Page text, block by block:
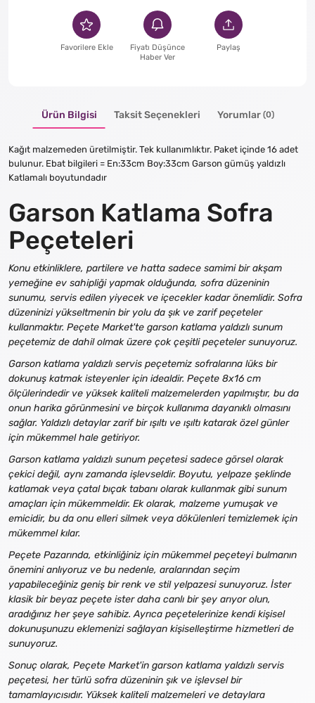
Favorilere Ekle
Fiyatı Düşünce
Haber Ver
Paylaş
Ürün Bilgisi Taksit Seçenekleri Yorumlar (0)
Kağıt malzemeden üretilmiştir. Tek kullanımlıktır. Paket içinde 16 adet
bulunur. Ebat bilgileri = En:33cm Boy:33cm Garson gümüş yaldızlı
Katlamalı boyutundadır
Garson Katlama Sofra
Peçeteleri
Konu etkinliklere, partilere ve hatta sadece samimi bir akşam
yemeğine ev sahipliği yapmak olduğunda, sofra düzeninin
sunumu, servis edilen yiyecek ve içecekler kadar önemlidir. Sofra
düzeninizi yükseltmenin bir yolu da şık ve zarif peçeteler
kullanmaktır. Peçete Market'te garson katlama yaldızlı sunum
peçetemiz de dahil olmak üzere çok çeşitli peçeteler sunuyoruz.
Garson katlama yaldızlı servis peçetemiz sofralarına lüks bir
dokunuş katmak isteyenler için idealdir. Peçete 8x16 cm
ölçülerindedir ve yüksek kaliteli malzemelerden yapılmıştır, bu da
onun harika görünmesini ve birçok kullanıma dayanıklı olmasını
sağlar. Yaldızlı detaylar zarif bir ışıltı ve ışıltı katarak özel günler
için mükemmel hale getiriyor.
Garson katlama yaldızlı sunum peçetesi sadece görsel olarak
çekici değil, aynı zamanda işlevseldir. Boyutu, yelpaze şeklinde
katlamak veya çatal bıçak tabanı olarak kullanmak gibi sunum
amaçları için mükemmeldir. Ek olarak, malzeme yumuşak ve
emicidir, bu da onu elleri silmek veya dökülenleri temizlemek için
mükemmel kılar.
Peçete Pazarında, etkinliğiniz için mükemmel peçeteyi bulmanın
önemini anlıyoruz ve bu nedenle, aralarından seçim
yapabileceğiniz geniş bir renk ve stil yelpazesi sunuyoruz. İster
klasik bir beyaz peçete ister daha canlı bir şey arıyor olun,
aradığınız her şeye sahibiz. Ayrıca peçetelerinize kendi kişisel
dokunuşunuzu eklemenizi sağlayan kişiselleştirme hizmetleri de
sunuyoruz.
Sonuç olarak, Peçete Market'in garson katlama yaldızlı servis
peçetesi, her türlü sofra düzeninin şık ve işlevsel bir
tamamlayıcısıdır. Yüksek kaliteli malzemeleri ve detaylara